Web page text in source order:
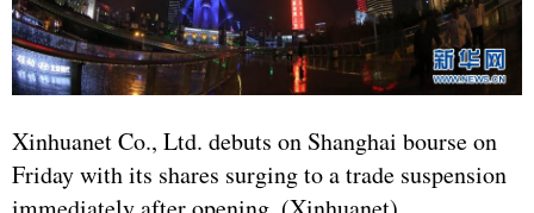
Xinhuanet Co., Ltd. debuts on Shanghai bourse on
Friday with its shares surging to a trade suspension